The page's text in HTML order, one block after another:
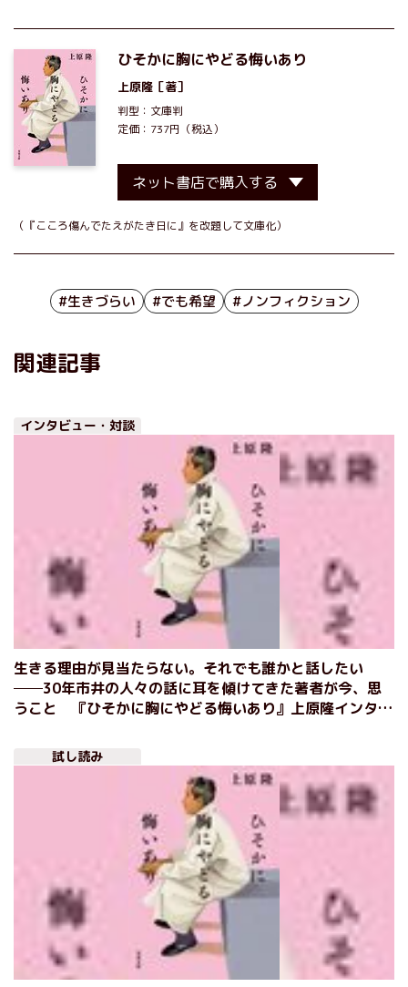
ひそかに胸にやどる悔いあり
上原隆 ［著］
判型：文庫判
定価：737円（税込）
ネット書店で購入する
（『こころ傷んでたえがたき日に』を改題して文庫化）
#生きづらい #でも希望 #ノンフィクション
関連記事
インタビュー・対談
生きる理由が見当たらない。それでも誰かと話したい
──30年市井の人々の話に耳を傾けてきた著者が今、思
うこと 『ひそかに胸にやどる悔いあり』上原隆インタビ
試し読み